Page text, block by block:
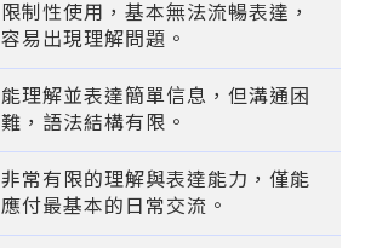
限制性使用，基本無法流暢表達，
容易出現理解問題。
能理解並表達簡單信息，但溝通困
難，語法結構有限。
非常有限的理解與表達能力，僅能
應付最基本的日常交流。